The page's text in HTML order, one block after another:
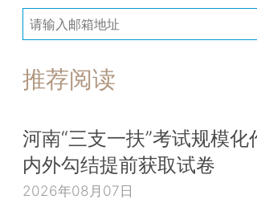
推荐阅读
河南“三支一扶”考试规模化
内外勾结提前获取试卷
2026年08月07日